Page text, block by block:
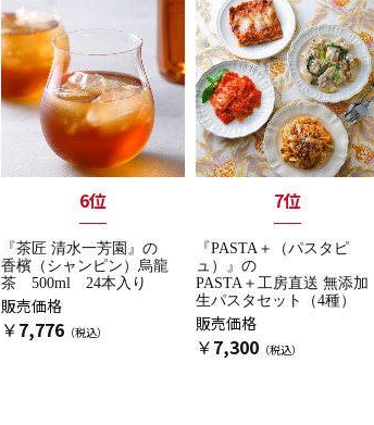
6位
『茶匠 清水一芳園』の
香檳（シャンピン）烏龍
茶 500ml 24本入り
販売価格
￥7,776
7位
『PASTA＋（パスタピ
ュ）』の
PASTA＋工房直送 無添加
生パスタセット（4種）
販売価格
￥7,300